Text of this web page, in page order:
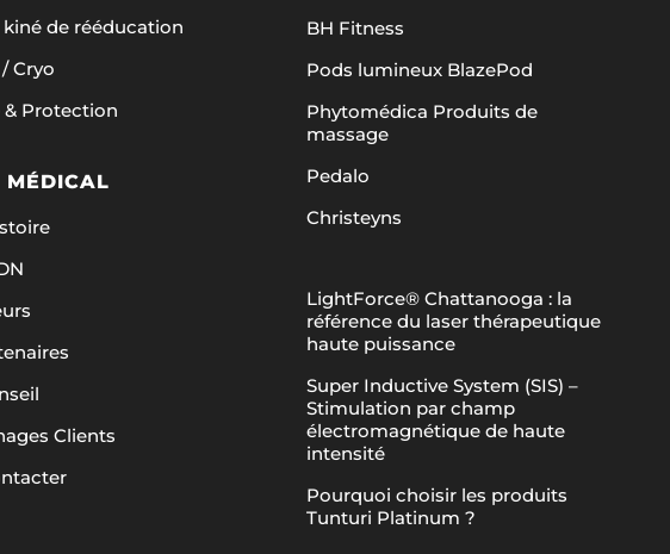
de rééducation
Cryo
& Protection
MÉDICAL
Clients
BH Fitness
Pods lumineux BlazePod
Phytomédica Produits de
massage
Pedalo
Christeyns
LightForce® Chattanooga : la
référence du laser thérapeutique
haute puissance
Super Inductive System (SIS) –
Stimulation par champ
électromagnétique de haute
intensité
Pourquoi choisir les produits
Tunturi Platinum ?